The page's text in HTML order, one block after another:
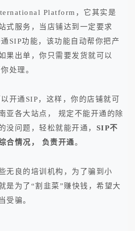
Platform，它其实是
式服务，当店铺达到一定要求
SIP功能，该功能自动帮你把产
果出单，你只需要发货就可以
处理。
开通SIP，这样，你的店铺就可
亚各大站点， 规定不能开通的除
没问题，轻松就能开通， SIP不
合情况， 负责开通。
无良的培训机构，为了骗到小
是为了“割韭菜”赚快钱，希望大
受骗。